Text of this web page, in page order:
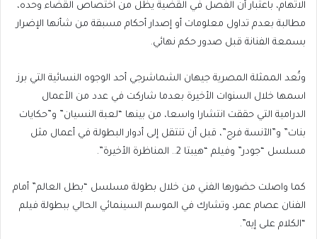
الاتهام، باعتبار أن الفصل في القضية يظل من اختصاص القضاء وحده،
مطالبة بعدم تداول معلومات أو إصدار أحكام مسبقة من شأنها الإضرار
بسمعة الفنانة قبل صدور حكم نهائي.
وتُعد الممثلة المصرية جيهان الشماشرجي أحد الوجوه النسائية التي برز
اسمها خلال السنوات الأخيرة بعدما شاركت في عدد من الأعمال
الدرامية التي حققت انتشارا واسعا، من بينها “لعبة النسيان” و”حكايات
بنات” و”الآنسة فرح”، قبل أن تنتقل إلى أدوار البطولة في أعمال مثل
مسلسل “جودر” وفيلم “هيبتا 2.. المناظرة الأخيرة”.
كما واصلت حضورها الفني من خلال بطولة مسلسل “بطل العالم” أمام
الفنان عصام عمر، وتشارك في الموسم السينمائي الحالي ببطولة فيلم
“الكلام على إيه”.